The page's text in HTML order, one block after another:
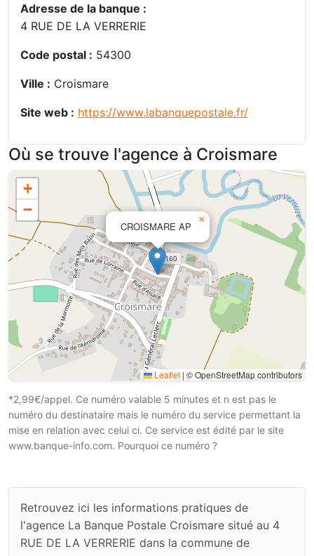
Adresse de la banque :
4 RUE DE LA VERRERIE
Code postal : 54300
Ville : Croismare
Site web : https://www.labanquepostale.fr/
Où se trouve l'agence à Croismare
CROISMARE AP
×
+
−
Leaflet | © OpenStreetMap contributors
*2,99€/appel. Ce numéro valable 5 minutes et n est pas le
numéro du destinataire mais le numéro du service permettant la
mise en relation avec celui ci. Ce service est édité par le site
www.banque-info.com. Pourquoi ce numéro ?
Retrouvez ici les informations pratiques de
l'agence La Banque Postale Croismare situé au 4
RUE DE LA VERRERIE dans la commune de